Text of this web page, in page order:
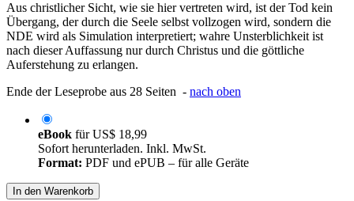
Aus christlicher Sicht, wie sie hier vertreten wird, ist der Tod kein
Übergang, der durch die Seele selbst vollzogen wird, sondern die
NDE wird als Simulation interpretiert; wahre Unsterblichkeit ist
nach dieser Auffassung nur durch Christus und die göttliche
Auferstehung zu erlangen.
Ende der Leseprobe aus 28 Seiten - nach oben
eBook fürUS$ 18,99
Sofort herunterladen. Inkl. MwSt.
Format: PDF und ePUB – für alle Geräte
In den Warenkorb